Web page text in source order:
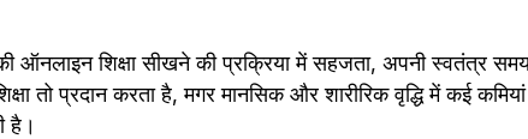
शिक्षा सीखने की प्रक्रिया में सहजता, अपनी स्वतंत्र
प्रदान करता है, मगर मानसिक और शारीरिक वृद्धि में क‌ई कमियां भी आ जाती
है।